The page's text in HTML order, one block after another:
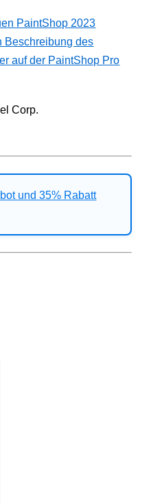
PaintShop 2023
Beschreibung des
auf der PaintShop Pro
Corp.